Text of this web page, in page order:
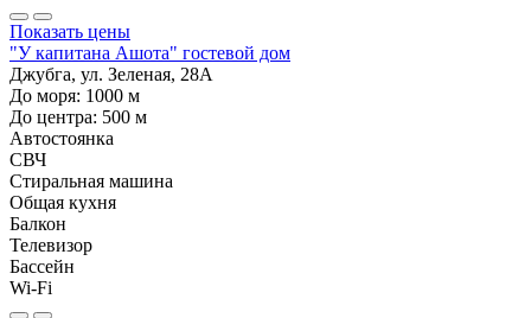
Показать цены
"У капитана Ашота" гостевой дом
Джубга, ул. Зеленая, 28А
До моря: 1000 м
До центра: 500 м
Автостоянка
СВЧ
Стиральная машина
Общая кухня
Балкон
Телевизор
Бассейн
Wi-Fi